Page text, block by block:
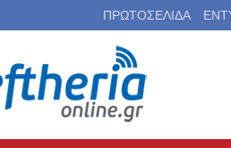
ΠΡΩΤΟΣΕΛΙΔΑ